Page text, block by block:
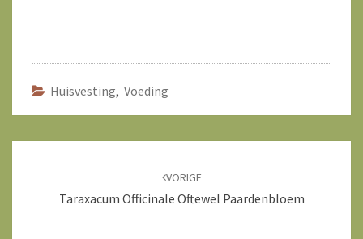
Huisvesting, Voeding
VORIGE
Taraxacum Officinale Oftewel Paardenbloem